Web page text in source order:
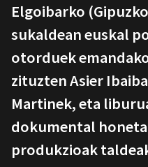
Elgoibarko
sukaldean euskal
otorduek
zituzten Asier
Martinek, eta
dokumental
produkzioak